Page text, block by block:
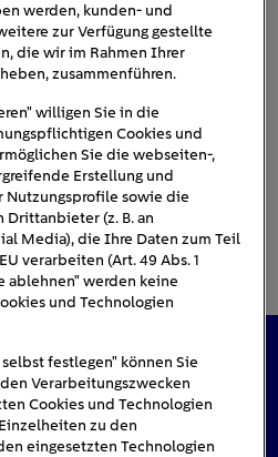
interessieren
werden, kunden- und
zur Verfügung gestellte
die wir im Rahmen Ihrer
zusammenführen.
willigen Sie in die
Cookies und
Sie die webseiten-,
Erstellung und
sowie die
(z. B. an
Media), die Ihre Daten zum Teil
verarbeiten (Art. 49 Abs. 1
ablehnen" werden keine
und Technologien
festlegen" können Sie
Verarbeitungszwecken
Cookies und Technologien
zu den
eingesetzten Technologien